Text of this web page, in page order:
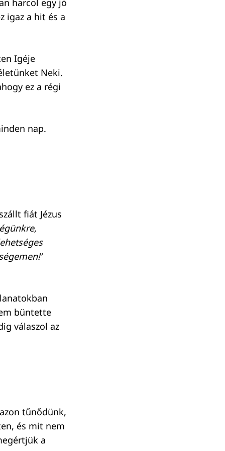
harcol egy jó
igaz a hit és a
Igéje
Neki.
ez a régi
nap.
fiát Jézus
büntette
válaszol az
tűnődünk,
és mit nem
a